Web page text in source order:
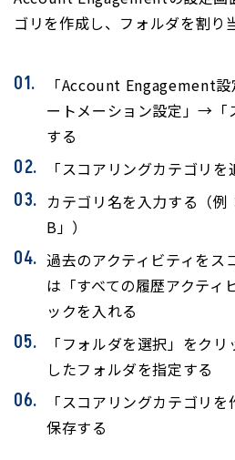
ゴリを作成し、フォルダを割り
「Account Engagement
ートメーション設定」→「
する
「スコアリングカテゴリ
カテゴリ名を入力する（例
B」）
過去のアクティビティをス
は「すべての履歴アクティ
ックを入れる
「フォルダを選択」をク
したフォルダを指定する
「スコアリングカテゴリ
保存する